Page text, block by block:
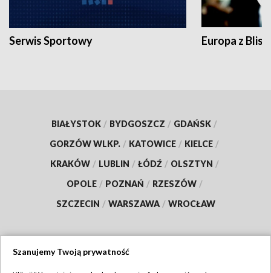
Serwis Sportowy Europa z
BIAŁYSTOK / BYDGOSZCZ / GDAŃSK /
GORZÓW WLKP. / KATOWICE / KIELCE /
KRAKÓW / LUBLIN / ŁÓDŹ / OLSZTYN /
OPOLE / POZNAŃ / RZESZÓW /
SZCZECIN / WARSZAWA / WROCŁAW
Szanujemy Twoją prywatność